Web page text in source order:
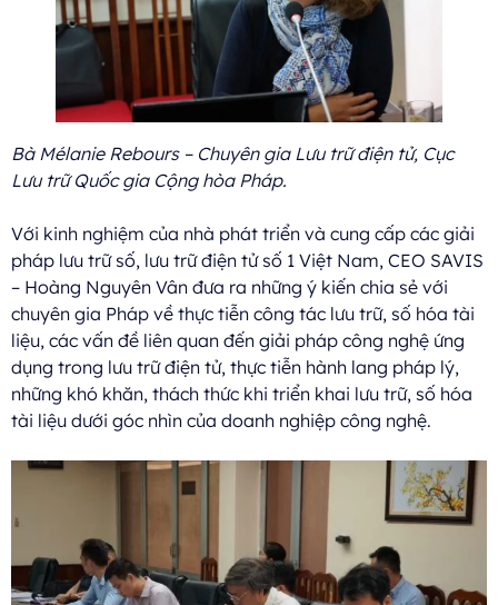
Bà Mélanie Rebours – Chuyên gia Lưu trữ điện tử, Cục
Lưu trữ Quốc gia Cộng hòa Pháp.
Với kinh nghiệm của nhà phát triển và cung cấp các giải
pháp lưu trữ số, lưu trữ điện tử số 1 Việt Nam, CEO SAVIS
– Hoàng Nguyên Vân đưa ra những ý kiến chia sẻ với
chuyên gia Pháp về thực tiễn công tác lưu trữ, số hóa tài
liệu, các vấn đề liên quan đến giải pháp công nghệ ứng
dụng trong lưu trữ điện tử, thực tiễn hành lang pháp lý,
những khó khăn, thách thức khi triển khai lưu trữ, số hóa
tài liệu dưới góc nhìn của doanh nghiệp công nghệ.